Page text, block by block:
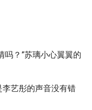
吗？”苏璃小心翼翼的
艺彤的声音没有错